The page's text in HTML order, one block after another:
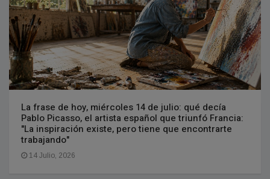
La frase de hoy, miércoles 14 de julio: qué decía
Pablo Picasso, el artista español que triunfó Francia:
"La inspiración existe, pero tiene que encontrarte
trabajando"
14 Julio, 2026